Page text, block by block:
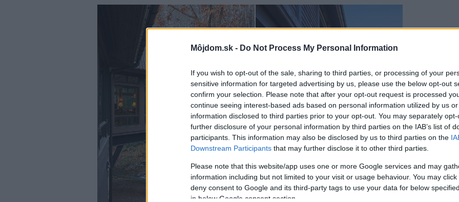
Môjdom.sk - Do Not Process My Personal Information
If you wish to opt-out of the sale, sharing to third parties, or processing of your
sensitive information for targeted advertising by us, please use the below opt-out
confirm your selection. Please note that after your opt-out request is processed
continue seeing interest-based ads based on personal information utilized by us
information disclosed to third parties prior to your opt-out. You may separately
further disclosure of your personal information by third parties on the IAB’s list of
participants. This information may also be disclosed by us to third parties on the
Downstream Participants that may further disclose it to other third parties.
Please note that this website/app uses one or more Google services and may
information including but not limited to your visit or usage behaviour. You may
deny consent to Google and its third-party tags to use your data for below
in below Google consent section.